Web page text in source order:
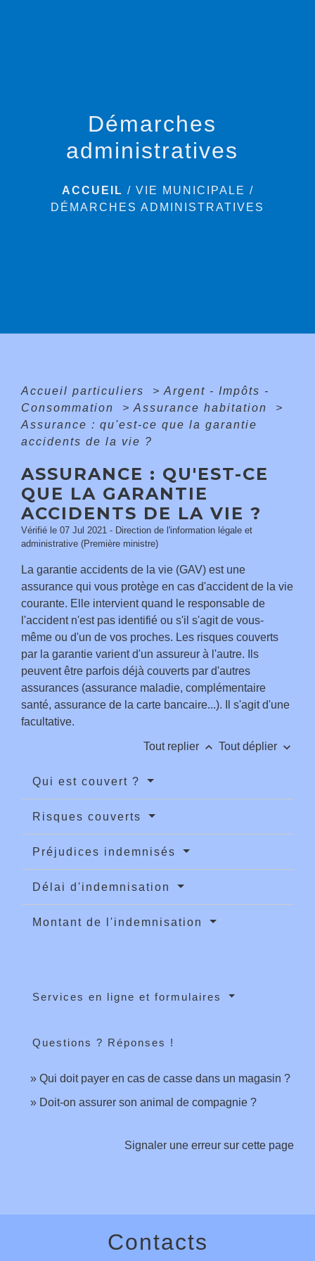
Démarches
administratives
ACCUEIL / VIE MUNICIPALE /
DÉMARCHES ADMINISTRATIVES
Accueil particuliers > Argent - Impôts -
Consommation
> Assurance habitation
>
Assurance : qu'est-ce que la garantie
accidents de la vie ?
ASSURANCE : QU'EST-CE
QUE LA GARANTIE
ACCIDENTS DE LA VIE ?
Vérifié le 07 Jul 2021 - Direction de l'information légale et
administrative (Première ministre)
La garantie accidents de la vie (GAV) est une
assurance qui vous protège en cas d'accident de la vie
courante. Elle intervient quand le responsable de
l'accident n'est pas identifié ou s'il s'agit de vous-
même ou d'un de vos proches. Les risques couverts
par la garantie varient d'un assureur à l'autre. Ils
peuvent être parfois déjà couverts par d'autres
assurances (assurance maladie, complémentaire
santé, assurance de la carte bancaire...). Il s'agit d'une
facultative.
Tout replier keyboard_arrow_up Tout déplier keyboard_arrow_down
Qui est couvert ?
Risques couverts
Préjudices indemnisés
Délai d'indemnisation
Montant de l'indemnisation
Services en ligne et formulaires
Questions ? Réponses !
Qui doit payer en cas de casse dans un magasin ?
Doit-on assurer son animal de compagnie ?
Signaler une erreur sur cette page
Contacts